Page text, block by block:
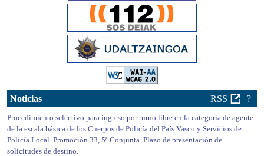
Noticias RSS ?
Procedimiento selectivo para ingreso por turno libre en la categoría de agente
de la escala básica de los Cuerpos de Policía del País Vasco y Servicios de
Policía Local. Promoción 33, 5ª Conjunta. Plazo de presentación de
solicitudes de destino.